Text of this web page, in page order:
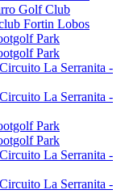
Golf Club
Fortin Lobos
Park
Park
La Serranita -
La Serranita -
Park
Park
La Serranita -
La Serranita -